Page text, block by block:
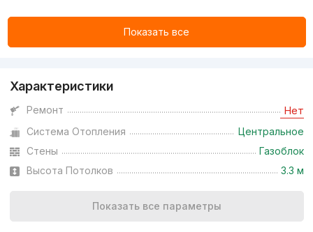
Показать все
Характеристики
Ремонт Нет
Система Отопления
Центральное
Стены
Газоблок
Высота Потолков
3.3 м
Показать все параметры